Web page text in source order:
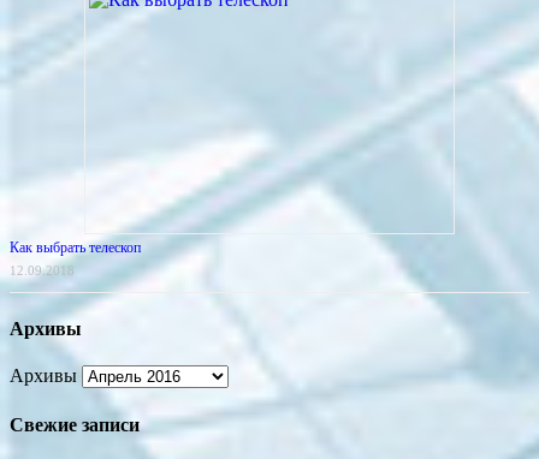
Как выбрать телескоп
12.09.2018
Архивы
Архивы
Свежие записи